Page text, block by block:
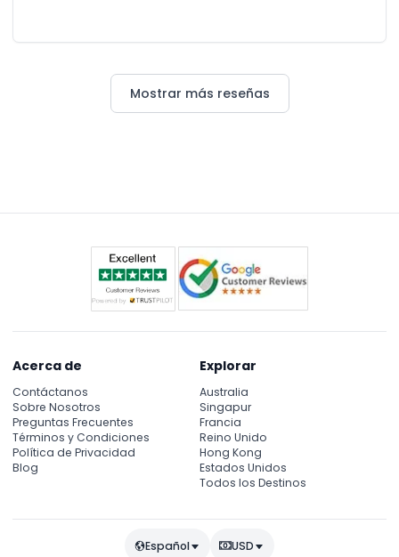
Mostrar más reseñas
Acerca de
Contáctanos
Sobre Nosotros
Preguntas Frecuentes
Términos y Condiciones
Política de Privacidad
Blog
Explorar
Australia
Singapur
Francia
Reino Unido
Hong Kong
Estados Unidos
Todos los Destinos
Español USD